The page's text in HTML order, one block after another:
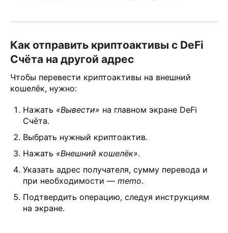
Как отправить криптоактивы с DeFi
Счёта на другой адрес
Чтобы перевести криптоактивы на внешний
кошелёк, нужно:
Нажать «Вывести» на главном экране DeFi
Счёта.
Выбрать нужный криптоактив.
Нажать «Внешний кошелёк».
Указать адрес получателя, сумму перевода и
при необходимости — memo.
Подтвердить операцию, следуя инструкциям
на экране.